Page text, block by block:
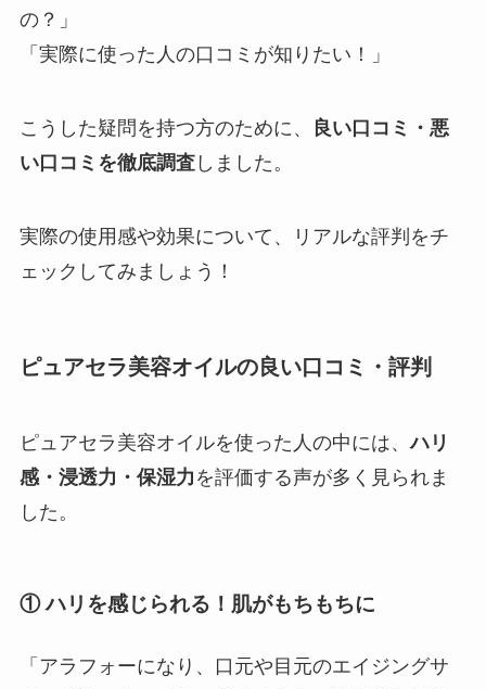
の？」
「実際に使った人の口コミが知りたい！」
こうした疑問を持つ方のために、
良い口コミ・悪
い口コミを徹底調査しました。
実際の使用感や効果について、リアルな評判をチ
ェックしてみましょう！
ピュアセラ美容オイルの良い口コミ・評判
ピュアセラ美容オイルを使った人の中には、ハリ
感・浸透力・保湿力 を評価する声が多く見られま
した。
① ハリを感じられる！肌がもちもちに
「アラフォーになり、口元や目元のエイジングサ